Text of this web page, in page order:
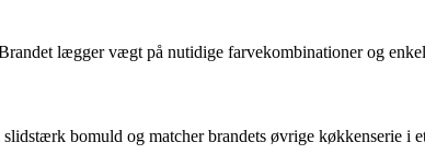
lægger vægt på nutidige farvekombinationer og
bomuld og matcher brandets øvrige køkkenserie i